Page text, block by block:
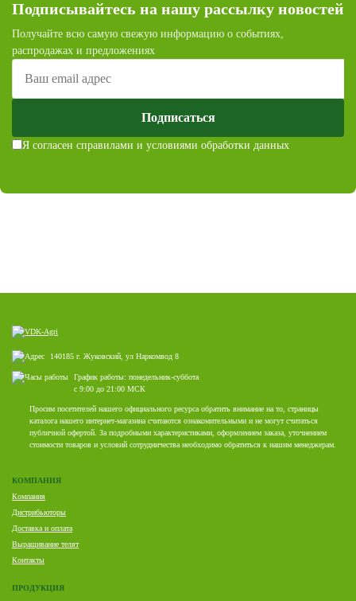
Подписывайтесь на нашу рассылку новостей
Получайте всю самую свежую информацию о событиях,
распродажах и предложениях
Подписаться
Я согласен справилами и условиями обработки данных
140185 г. Жуковский, ул Наркомвод 8
График работы: понедельник-суббота
с 9:00 до 21:00 МСК
Просим посетителей нашего официального ресурса обратить внимание на то, страницы
каталога нашего интернет-магазина считаются ознакомительными и не могут считаться
публичной офертой. За подробными характеристиками, оформлением заказа, уточнением
стоимости товаров и условий сотрудничества необходимо обратиться к нашим менеджерам.
КОМПАНИЯ
Компания
Дистрибьюторы
Доставка и оплата
Выращивание телят
Контакты
ПРОДУКЦИЯ